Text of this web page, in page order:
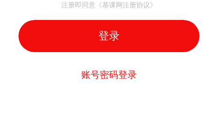
注册即同意《慕课网注册协议》
登录
账号密码登录